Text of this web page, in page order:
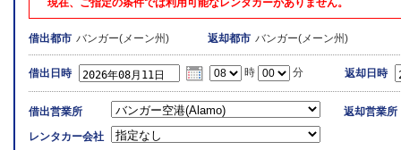
借出都市 バンガー(メーン州) 返却都市 バンガー(メーン州)
借出日時 時 分 返却日時
借出営業所
レンタカー会社
返却営業所